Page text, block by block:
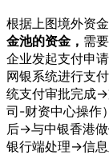
根据上图境外资
金池的资金， 需
企业发起支付申
网银系统进行支
统支付审批完成
司-财资中心操作
后→与中银香港
银行端处理→信息